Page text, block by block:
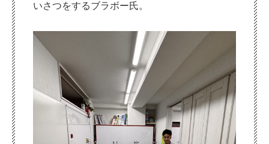
いさつをするブラボー氏。